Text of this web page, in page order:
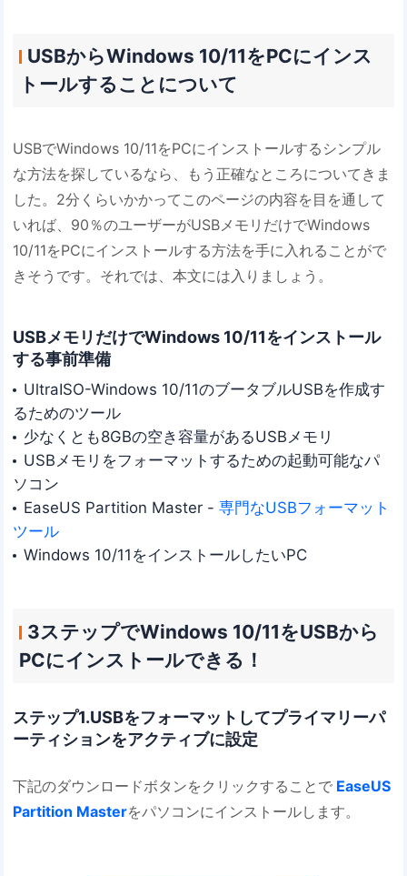
USBからWindows 10/11をPCにインス
トールすることについて
USBでWindows 10/11をPCにインストールするシンプル
な方法を探しているなら、もう正確なところについてきま
した。2分くらいかかってこのページの内容を目を通して
いれば、90％のユーザーがUSBメモリだけでWindows
10/11をPCにインストールする方法を手に入れることがで
きそうです。それでは、本文には入りましょう。
USBメモリだけでWindows 10/11をインストール
する事前準備
UltraISO-Windows 10/11のブータブルUSBを作成す
るためのツール
少なくとも8GBの空き容量があるUSBメモリ
USBメモリをフォーマットするための起動可能なパ
ソコン
EaseUS Partition Master - 専門なUSBフォーマット
ツール
Windows 10/11をインストールしたいPC
3ステップでWindows 10/11をUSBから
PCにインストールできる！
ステップ1.USBをフォーマットしてプライマリーパ
ーティションをアクティブに設定
下記のダウンロードボタンをクリックすることで EaseUS
Partition Masterをパソコンにインストールします。